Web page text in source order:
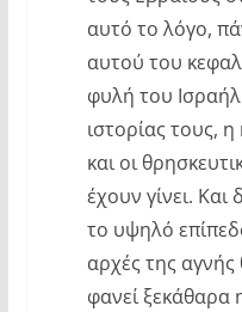
αυτό το λόγο,
αυτού του
φυλή του
ιστορίας τους,
και οι
έχουν γίνει. Και
το υψηλό
αρχές της
φανεί ξεκάθαρα